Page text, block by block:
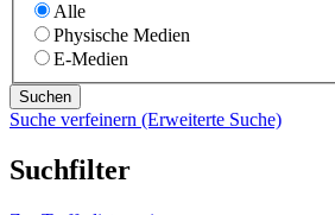
Alle
Physische Medien
E-Medien
Suche verfeinern (Erweiterte Suche)
Suchfilter